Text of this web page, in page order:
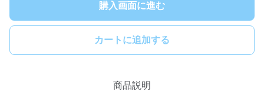
購入画面に進む
カートに追加する
商品説明